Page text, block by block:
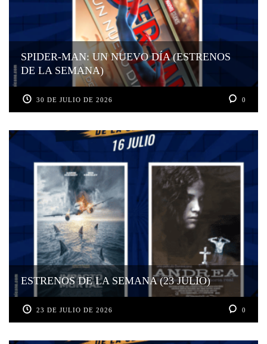
SPIDER-MAN: UN NUEVO DÍA (ESTRENOS
DE LA SEMANA)
30 DE JULIO DE 2026 0
ESTRENOS DE LA SEMANA (23 JULIO)
23 DE JULIO DE 2026 0